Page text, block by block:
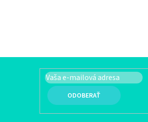
PRIHLÁSIŤ SA